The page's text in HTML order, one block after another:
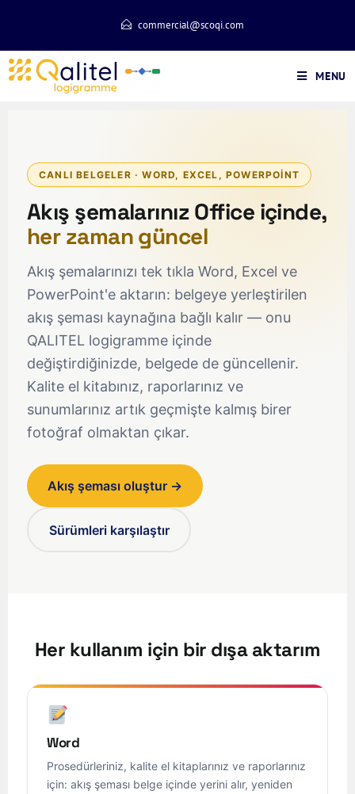
commercial@scoqi.com
MENU
CANLI BELGELER · WORD, EXCEL, POWERPOINT
Akış şemalarınız Office içinde,
her zaman güncel
Akış şemalarınızı tek tıkla Word, Excel ve
PowerPoint'e aktarın: belgeye yerleştirilen
akış şeması kaynağına bağlı kalır — onu
QALITEL logigramme içinde
değiştirdiğinizde, belgede de güncellenir.
Kalite el kitabınız, raporlarınız ve
sunumlarınız artık geçmişte kalmış birer
fotoğraf olmaktan çıkar.
Akış şeması oluştur →
Sürümleri karşılaştır
Her kullanım için bir dışa aktarım
Word
Prosedürleriniz, kalite el kitaplarınız ve raporlarınız
için: akış şeması belge içinde yerini alır, yeniden